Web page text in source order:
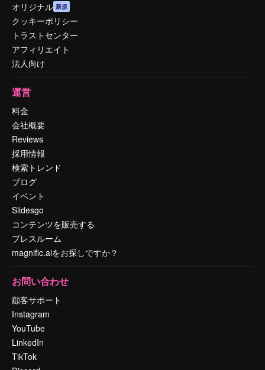
オリジナル 新規
クッキーポリシー
トラストセンター
アフィリエイト
法人向け
運営
料金
会社概要
Reviews
採用情報
検索トレンド
ブログ
イベント
Slidesgo
コンテンツを販売する
プレスルーム
magnific.aiをお探しですか？
お問い合わせ
顧客サポート
Instagram
YouTube
LinkedIn
TikTok